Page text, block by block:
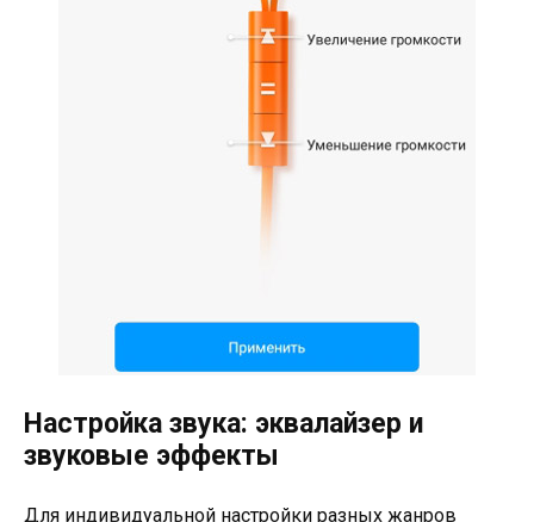
Настройка звука: эквалайзер и
звуковые эффекты
Для индивидуальной настройки разных жанров